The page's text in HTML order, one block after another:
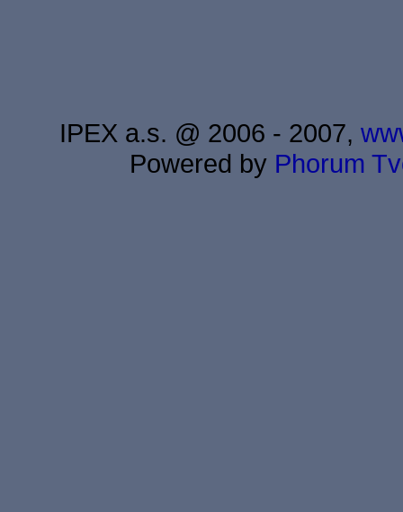
IPEX a.s. @ 2006 - 2007,
Powered by Phorum